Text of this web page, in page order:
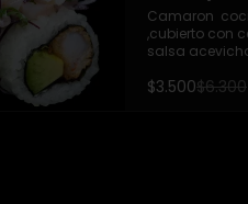
Camaron
,cubierto con
salsa
$3.500$6.300